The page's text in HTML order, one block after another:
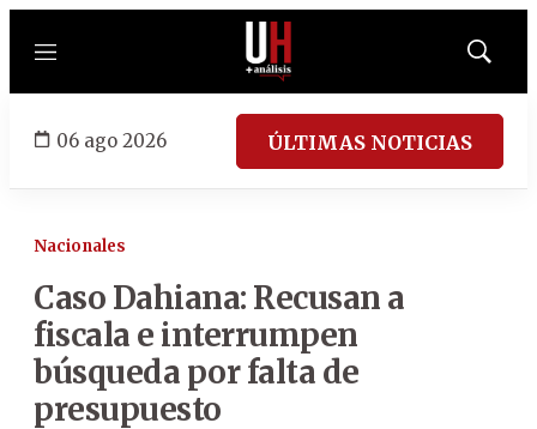
Menú
Mostrar
06 ago 2026 ÚLTIMAS NOTICIAS
Nacionales
Caso Dahiana: Recusan a
fiscala e interrumpen
búsqueda por falta de
presupuesto